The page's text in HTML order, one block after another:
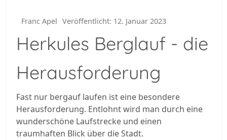
Franc Apel Veröffentlicht: 12. Januar 2023
Herkules Berglauf - die
Herausforderung
Fast nur bergauf laufen ist eine besondere
Herausforderung. Entlohnt wird man durch eine
wunderschöne Laufstrecke und einen
traumhaften Blick über die Stadt.